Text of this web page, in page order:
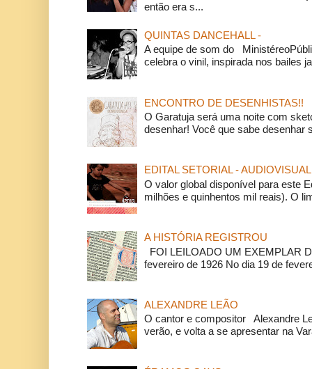
então era s...
QUINTAS DANCEHALL -
A equipe de som do
celebra o vinil, inspirada nos bailes
ENCONTRO DE DESENHISTAS!!
O Garatuja será uma noite com
desenhar! Você que sabe desenhar
EDITAL SETORIAL - AUDIOVISUAL
O valor global disponível para este
milhões e quinhentos mil reais). O
A HISTÓRIA REGISTROU
FOI LEILOADO UM EXEMPLAR
fevereiro de 1926 No dia 19 de
ALEXANDRE LEÃO
O cantor e compositor Alexandre
verão, e volta a se apresentar na